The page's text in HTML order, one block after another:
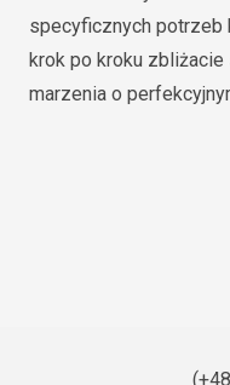
specyficznych potrzeb
krok po kroku
marzenia o